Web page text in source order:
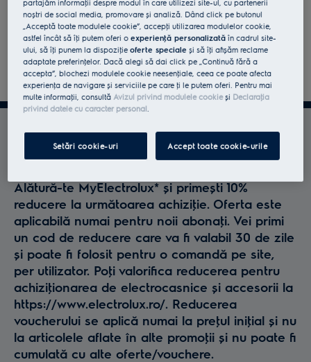
Profită la maxim de
Electrolux
Alătură-te MyElectrolux* și primești 10%
reducere la următoarea achiziţie. Oferta este
aplicabilă numai pentru noii abonaţi. Vei primi
un cod de reducere care va fi valabil 30 de zile
și poate fi folosit pentru o comandă pe site,
per utilizator. Poţi valorifica reducerea pentru
achiziţionarea de electrocasnice și accesorii la
https://www.electrolux.ro/. Reducerea
voucherului se aplică numai la preţul iniţial și nu
la articolele aflate în alte promoţii și nu poate fi
cumulată cu alte oferte/vouchere.
noștri de social media, promovare și analiză. Dând click pe butonul
„Acceptă toate modulele cookie”, accepţi utilizarea modulelor cookie,
astfel încât să îţi putem oferi oexperienţă personalizată în cadrul site-
ului, să îţi punem la dispoziţieoferte speciale și să îţi afișăm reclame
adaptate preferinţelor. Dacă alegi să dai click pe „Continuă fără a
accepta”, blochezi modulele cookie neesenţiale, ceea ce poate afecta
experienţa de navigare și serviciile pe care ţi le putem oferi. Pentru mai
multe informaţii, consultă Avizul privind modulele cookieși Declaraţia
privind datele cu caracter personal.
Setări cookie-uri Accept toate cookie-urile